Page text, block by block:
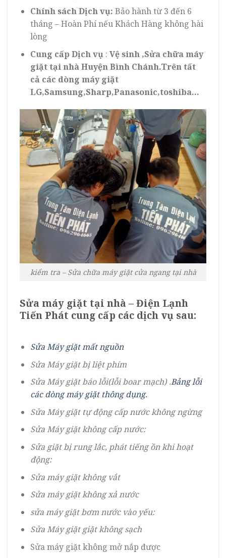
Chính sách Dịch vụ: Bảo hành từ 3 đến 6
tháng – Hoàn Phí nếu Khách Hàng không hài
lòng
Cung cấp Dịch vụ: Vệ sinh ,Sửa chữa máy
giặt tại nhà Huyện Bình Chánh.Trên tất
cả các dòng máy giặt
LG,Samsung,Sharp,Panasonic,toshiba…
kiểm tra – Sửa chữa máy giặt cửa ngang tại nhà
Sửa máy giặt tại nhà – Điện Lạnh
Tiến Phát cung cấp các dịch vụ sau:
Sửa Máy giặt mất nguồn
Sửa Máy giặt bị liệt phím
Sửa Máy giặt báo lỗi(lỗi boar mạch) .Bảng lỗi
các dòng máy giặt thông dụng.
Sửa Máy giặt tự động cấp nước không ngừng
Sửa Máy giặt không cấp nước:
Sửa giặt bị rung lắc, phát tiếng ồn khi hoạt
động:
Sửa máy giặt không vắt
Sửa máy giặt không xả nước
sửa máy giặt bơm nước vào yếu:
Sửa Máy giặt giặt không sạch
Sửa máy giặt không mở nắp được